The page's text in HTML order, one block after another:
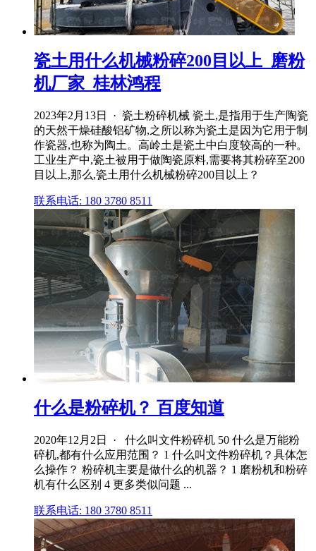
瓷土用什么机械粉碎200目以上_磨粉
机厂家_桂林鸿程
2023年2月13日 · 瓷土粉碎机械 瓷土,是指用于生产陶瓷
的天然干燥硅酸铝矿物,之所以称为瓷土是因为它用于制
作瓷器,也称为陶土。高岭土是瓷土中白度较高的一种。
工业生产中,瓷土被用于做陶瓷原料,需要将其粉碎至200
目以上,那么,瓷土用什么机械粉碎200目以上？
联系电话: 180 3780 8511
什么是粉碎机？ 百度知道
2020年12月2日 · 什么叫文件粉碎机 50 什么是万能粉
碎机,都有什么应用范围？ 1 什么叫文件粉碎机？具体怎
么操作？ 粉碎机主要是做什么的机器？ 1 磨粉机和粉碎
机有什么区别 4 更多类似问题 ...
联系电话: 180 3780 8511